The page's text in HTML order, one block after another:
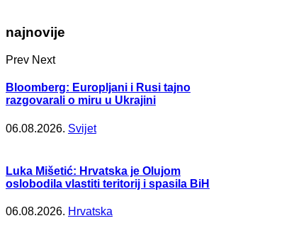
najnovije
Prev Next
Bloomberg: Europljani i Rusi tajno
razgovarali o miru u Ukrajini
06.08.2026. Svijet
Luka Mišetić: Hrvatska je Olujom
oslobodila vlastiti teritorij i spasila BiH
06.08.2026. Hrvatska